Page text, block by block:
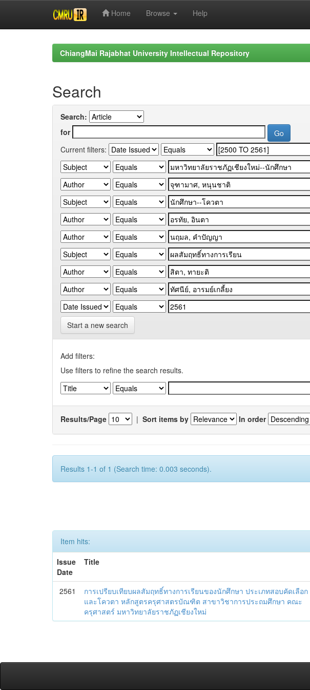
Home Browse Help
ChiangMai Rajabhat University Intellectual Repository
Search
Search:
for
Current filters:
Start a new search
Add filters:
Use filters to refine the search results.
Results/Page | Sort items by In order
Results 1-1 of 1 (Search time: 0.003 seconds).
Item hits:
Issue
Date
Title
2561
การเปรียบเทียบผลสัมฤทธิ์ทางการเรียนของนักศึกษา ประเภทสอบคัดเลือก
และโควตา หลักสูตรครุศาสตรบัณฑิต สาขาวิชาการประถมศึกษา คณะ
ครุศาสตร์ มหาวิทยาลัยราชภัฏเชียงใหม่